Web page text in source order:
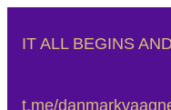
IT ALL BEGINS
t.me/